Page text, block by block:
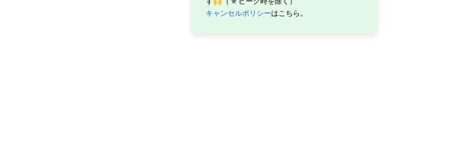
キャンセルポリシーはこちら。